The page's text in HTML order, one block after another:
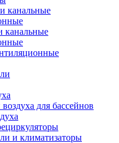
канальные
канальные
для бассейнов
и климатизаторы